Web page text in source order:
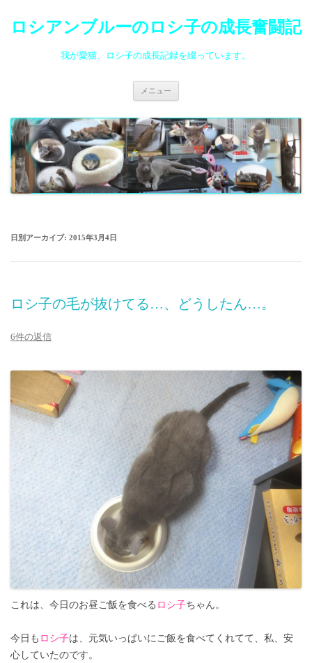
ロシアンブルーのロシ子の成長奮闘記
我が愛猫、ロシ子の成長記録を綴っています。
メニュー
ツ
へ
ス
キ
ッ
プ
日別アーカイブ: 2015年3月4日
ロシ子の毛が抜けてる…、どうしたん…。
6件の返信
これは、今日のお昼ご飯を食べる ロシ子ちゃん。
今日も ロシ子は、元気いっぱいにご飯を食べてくれてて、私、安
心していたのです。